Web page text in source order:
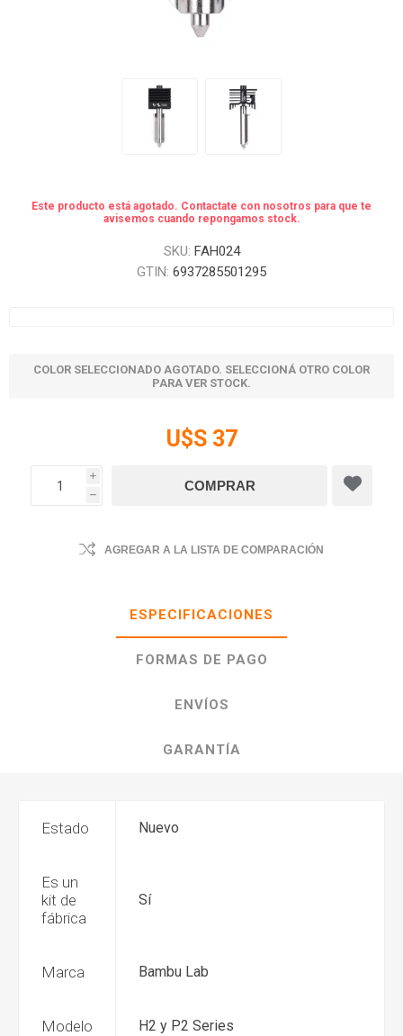
Este producto está agotado. Contactate con nosotros para que te
avisemos cuando repongamos stock.
SKU: FAH024
GTIN: 6937285501295
COLOR SELECCIONADO AGOTADO. SELECCIONÁ OTRO COLOR
PARA VER STOCK.
U$S 37
i
h
AGREGAR A LA LISTA DE COMPARACIÓN
ESPECIFICACIONES
FORMAS DE PAGO
ENVÍOS
GARANTÍA
Estado Nuevo
Es un
kit de
fábrica
Sí
Marca Bambu Lab
Modelo H2 y P2 Series